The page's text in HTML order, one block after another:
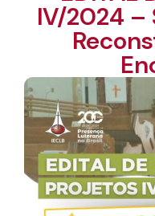
IV/2024 –